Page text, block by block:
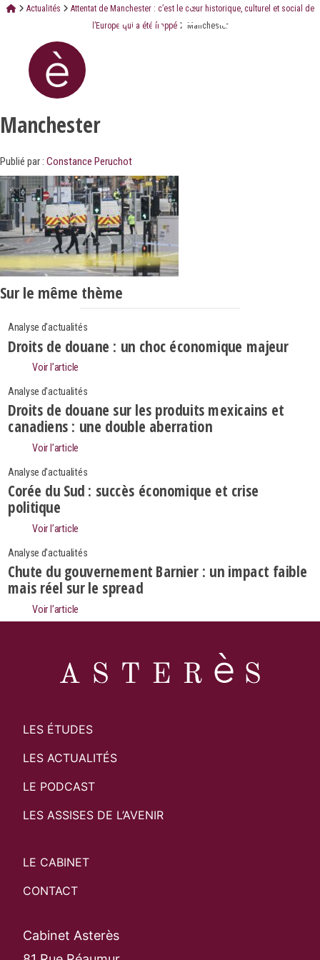
Actualités
Attentat de Manchester : c’est le cœur historique, culturel et social de
l’Europe qui a été frappé
Manchester
Manchester
Publié par : Constance Peruchot
Sur le même thème
Analyse d'actualités
Droits de douane : un choc économique majeur
Voir l’article
Analyse d'actualités
Droits de douane sur les produits mexicains et
canadiens : une double aberration
Voir l’article
Analyse d'actualités
Corée du Sud : succès économique et crise
politique
Voir l’article
Analyse d'actualités
Chute du gouvernement Barnier : un impact faible
mais réel sur le spread
Voir l’article
LES ÉTUDES
LES ACTUALITÉS
LE PODCAST
LES ASSISES DE L’AVENIR
LE CABINET
CONTACT
Cabinet Asterès
Search
Rechercher